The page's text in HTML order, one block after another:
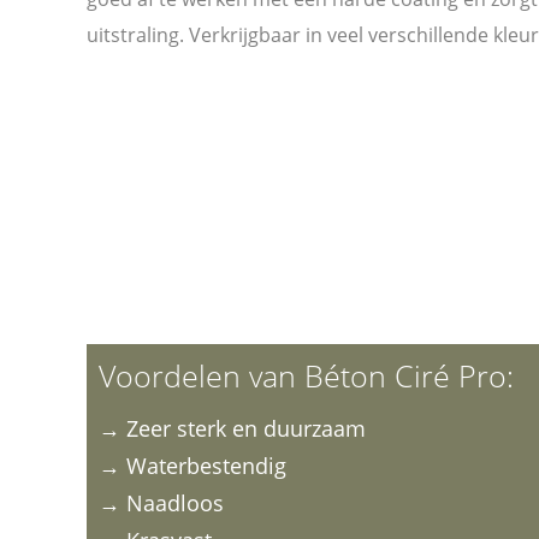
uitstraling. Verkrijgbaar in veel verschillende
Voordelen van Béton Ciré Pro:
→ Zeer sterk en duurzaam
→ Waterbestendig
→ Naadloos